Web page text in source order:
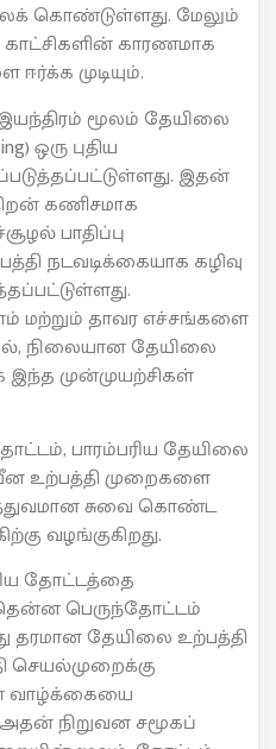
கொண்டுள்ளது. மேலும்
காரணமாக
முடியும்.
மூலம் தேயிலை
ஒரு புதிய
இதன்
கணிசமாக
பாதிப்பு
நடவடிக்கையாக கழிவு
மற்றும் தாவர எச்சங்களை
நிலையான தேயிலை
இந்த முன்முயற்சிகள்
பாரம்பரிய தேயிலை
உற்பத்தி முறைகளை
சுவை கொண்ட
வழங்குகிறது.
தோட்டத்தை
பெருந்தோட்டம்
தரமான தேயிலை உற்பத்தி
செயல்முறைக்கு
வாழ்க்கையை
அதன் நிறுவன சமூகப்